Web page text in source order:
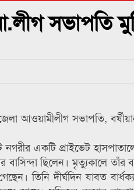
খুনি সায়েমের আদালতে আত্মসমর্পন, ৫
সভাপতি
আওয়ামীলীগ সভাপতি,
একটি প্রাইভেট
বাসিন্দা ছিলেন। মৃত্যুকালে
তিনি দীর্ঘদিন যাবত